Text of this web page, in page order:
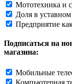
Мототехника и
Доля в
Предприятие
Подписаться на
магазина:
Мобильные
Компьютерная